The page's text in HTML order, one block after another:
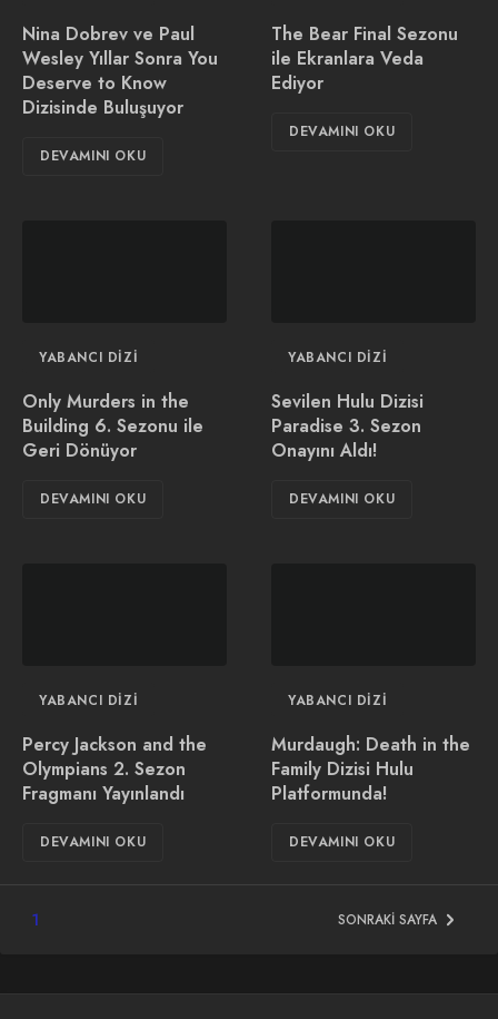
Nina Dobrev ve Paul
Wesley Yıllar Sonra You
Deserve to Know
Dizisinde Buluşuyor
DEVAMINI OKU
The Bear Final Sezonu
ile Ekranlara Veda
Ediyor
DEVAMINI OKU
YABANCI DIZI
Only Murders in the
Building 6. Sezonu ile
Geri Dönüyor
DEVAMINI OKU
YABANCI DIZI
Sevilen Hulu Dizisi
Paradise 3. Sezon
Onayını Aldı!
DEVAMINI OKU
YABANCI DIZI
Percy Jackson and the
Olympians 2. Sezon
Fragmanı Yayınlandı
DEVAMINI OKU
YABANCI DIZI
Murdaugh: Death in the
Family Dizisi Hulu
Platformunda!
DEVAMINI OKU
1 SONRAKI SAYFA